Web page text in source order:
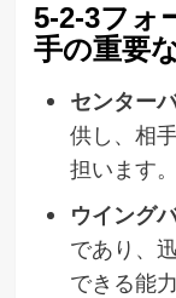
5-2-3フォ
手の重要
センター
供し、相
担います。
ウイング
であり、
できる能